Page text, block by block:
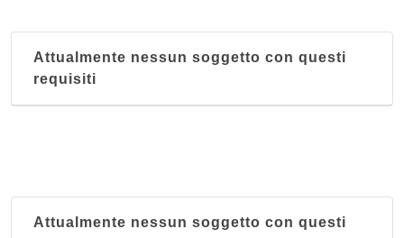
Attualmente nessun soggetto con questi
requisiti
Attualmente nessun soggetto con questi